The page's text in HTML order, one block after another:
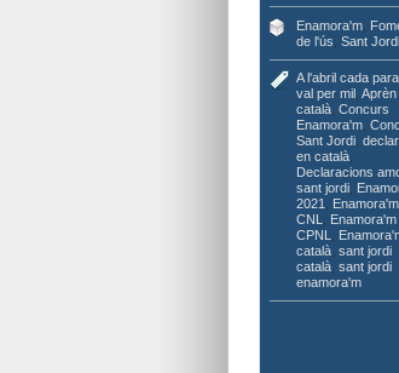
Enamora'm,
de l'ús Sant Jordi
A l'abril cada
val per mil, Aprèn
català, Concurs
Enamora'm,
Sant Jordi,
en català,
Declaracions
sant jordi,
2021
Enamora'm
CNL
Enamora'm
CPNL
català, sant jordi
català, sant jordi
enamora'm